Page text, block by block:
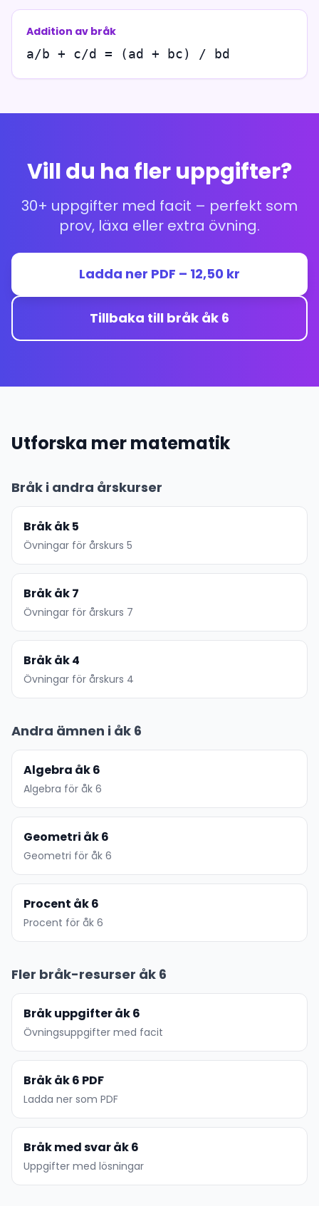
Addition av bråk
a/b + c/d = (ad + bc) / bd
Vill du ha fler uppgifter?
30+ uppgifter med facit – perfekt som
prov, läxa eller extra övning.
Ladda ner PDF – 12,50 kr
Tillbaka till bråk åk 6
Utforska mer matematik
Bråk i andra årskurser
Bråk åk 5
Övningar för årskurs 5
Bråk åk 7
Övningar för årskurs 7
Bråk åk 4
Övningar för årskurs 4
Andra ämnen i åk 6
Algebra åk 6
Algebra för åk 6
Geometri åk 6
Geometri för åk 6
Procent åk 6
Procent för åk 6
Fler bråk-resurser åk 6
Bråk uppgifter åk 6
Övningsuppgifter med facit
Bråk åk 6 PDF
Ladda ner som PDF
Bråk med svar åk 6
Uppgifter med lösningar